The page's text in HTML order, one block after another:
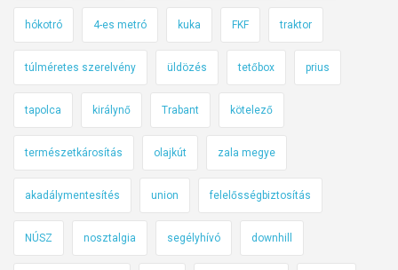
a
ú
l
t
h
é
t
e
hókotró 4-es metró kuka FKF traktor
túlméretes szerelvény üldözés tetőbox prius
tapolca királynő Trabant kötelező
természetkárosítás olajkút zala megye
akadálymentesítés union felelősségbiztosítás
NÚSZ nosztalgia segélyhívó downhill